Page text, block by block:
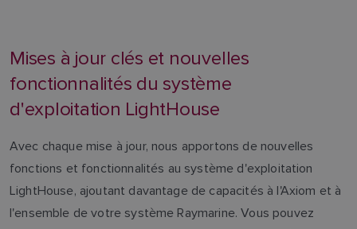
Mises à jour clés et nouvelles
fonctionnalités du système
d'exploitation LightHouse
Avec chaque mise à jour, nous apportons de nouvelles
fonctions et fonctionnalités au système d'exploitation
LightHouse, ajoutant davantage de capacités à l'Axiom et à
l'ensemble de votre système Raymarine. Vous pouvez